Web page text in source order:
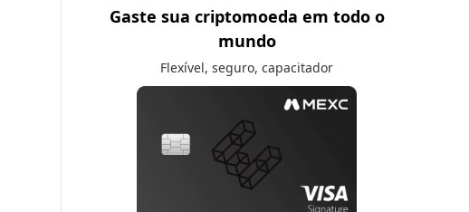
Gaste sua criptomoeda em todo o
mundo
Flexível, seguro, capacitador